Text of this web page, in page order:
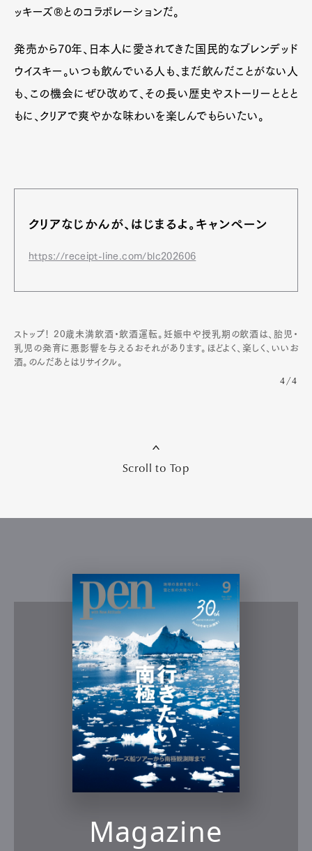
ッキーズ®とのコラボレーションだ。
発売から70年、日本人に愛されてきた国民的なブレンデッド
ウイスキー。いつも飲んでいる人も、まだ飲んだことがない人
も、この機会にぜひ改めて、その長い歴史やストーリーととと
もに、クリアで爽やかな味わいを楽しんでもらいたい。
クリアなじかんが、はじまるよ。キャンペーン
https://receipt-line.com/blc202606
ストップ！ 20歳未満飲酒・飲酒運転。妊娠中や授乳期の飲酒は、胎児・
乳児の発育に悪影響を与えるおそれがあります。ほどよく、楽しく、いいお
酒。のんだあとはリサイクル。
4/4
Scroll to Top
Magazine